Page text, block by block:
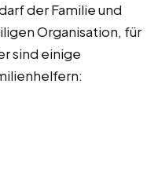
der Familie und
Organisation, für
sind einige